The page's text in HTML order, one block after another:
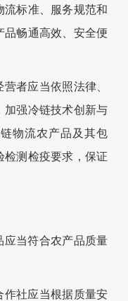
流标准、服务规范和
品畅通高效、安全便
者应当依照法律、
加强冷链技术创新与
物流农产品及其包
检测检疫要求，保证
当符合农产品质量
作社应当根据质量安